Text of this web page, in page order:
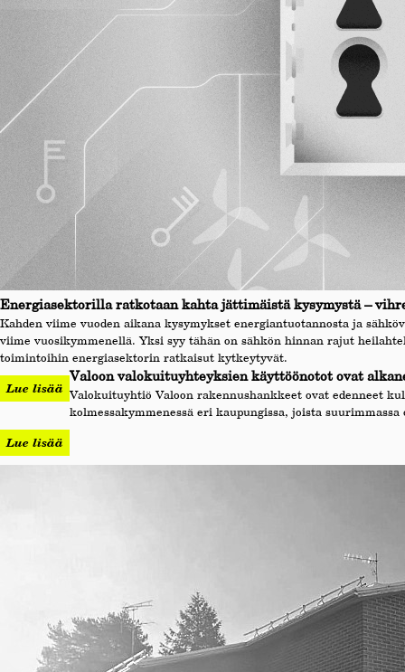
Energiasektorilla ratkotaan kahta jättimäistä kysymystä –
Kahden viime vuoden aikana kysymykset energiantuotannosta ja
viime vuosikymmenellä. Yksi syy tähän on sähkön hinnan rajut
toimintoihin energiasektorin ratkaisut kytkeytyvät.
Lue lisää
Valoon valokuituyhteyksien käyttöönotot ovat
Valokuituyhtiö Valoon rakennushankkeet ovat edenneet
kolmessakymmenessä eri kaupungissa, joista
Lue lisää